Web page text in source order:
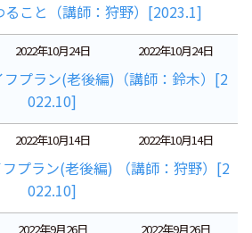
ること（講師：狩野）[2023.1]
2022年10月24日 2022年10月24日
プラン(老後編)（講師：鈴木）[2
022.10]
2022年10月14日 2022年10月14日
プラン(老後編) （講師：狩野）[2
022.10]
2022年9月26日 2022年9月26日